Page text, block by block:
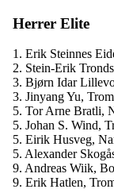
Herrer Elite
1. Erik Steinnes
2. Stein-Erik
3. Bjørn Idar
3. Jinyang Yu,
5. Tor Arne Bratli,
5. Johan S. Wind,
5. Eirik Husveg,
5. Alexander
9. Andreas Wiik,
9. Erik Hatlen,